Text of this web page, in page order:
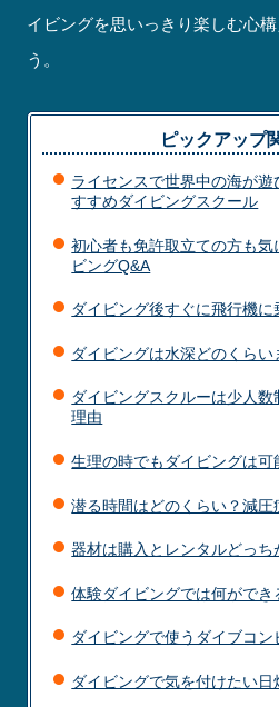
イビングを思いっきり楽しむ心
う。
ピックアップ
ライセンスで世界中の海が
すすめダイビングスクール
初心者も免許取立ての方も気
ビングQ&A
ダイビング後すぐに飛行機に
ダイビングは水深どのくらい
ダイビングスクルーは少人
理由
生理の時でもダイビングは可
潜る時間はどのくらい？減圧
器材は購入とレンタルどっち
体験ダイビングでは何ができ
ダイビングで使うダイブコン
ダイビングで気を付けたい日